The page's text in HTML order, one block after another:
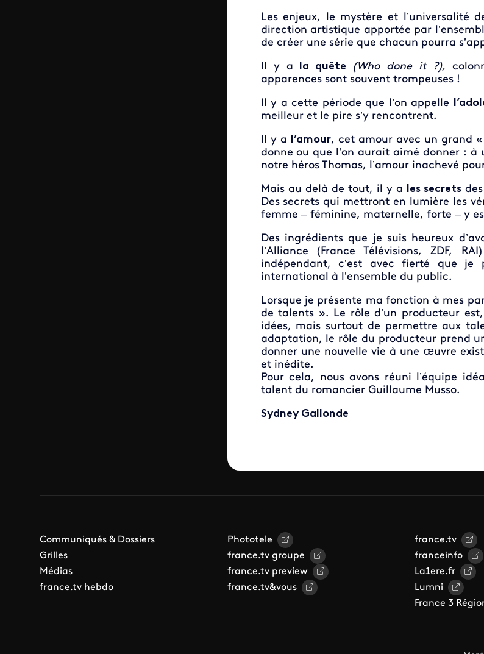
Les enjeux, le mystère et l’universalité
direction artistique apportée par
de créer une série que chacun pourra
Il y a la quête (Who done it ?),
apparences sont souvent trompeuses !
Il y a cette période que l’on appelle
meilleur et le pire s’y rencontrent.
Il y a l’amour, cet amour avec un grand «
donne ou que l’on aurait aimé donner :
notre héros Thomas, l’amour inachevé
Mais au delà de tout, il y a les secrets
Des secrets qui mettront en lumière les
femme – féminine, maternelle, forte – y
Des ingrédients que je suis heureux
l’Alliance (France Télévisions, ZDF,
indépendant, c’est avec fierté que je
international à l’ensemble du public.
Lorsque je présente ma fonction à mes
de talents ». Le rôle d’un producteur
idées, mais surtout de permettre aux
adaptation, le rôle du producteur prend
donner une nouvelle vie à une œuvre
et inédite.
Pour cela, nous avons réuni l’équipe
talent du romancier Guillaume Musso.
Sydney Gallonde
Communiqués & Dossiers
Grilles
Médias
france.tv hebdo
Phototele
france.tv groupe
france.tv preview
france.tv&vous
france.tv
franceinfo
La1ere.fr
Lumni
France 3